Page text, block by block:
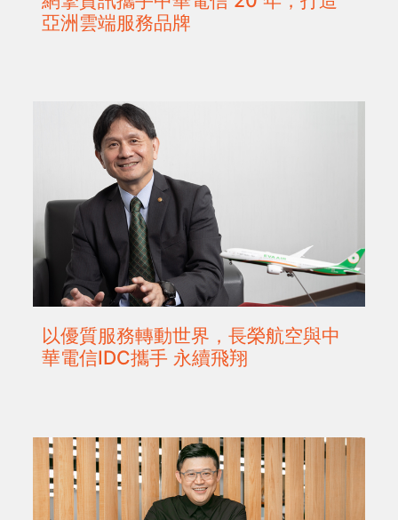
亞洲雲端服務品牌
以優質服務轉動世界，長榮航空與中
華電信IDC攜手 永續飛翔